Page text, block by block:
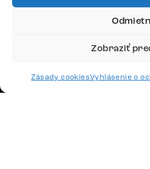
Zobraziť
Zásady cookiesVyhlásenie o
Doprava